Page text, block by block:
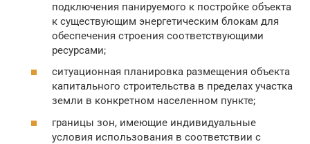
подключения панируемого к постройке объекта
к существующим энергетическим блокам для
обеспечения строения соответствующими
ресурсами;
ситуационная планировка размещения объекта
капитального строительства в пределах участка
земли в конкретном населенном пункте;
границы зон, имеющие индивидуальные
условия использования в соответствии с